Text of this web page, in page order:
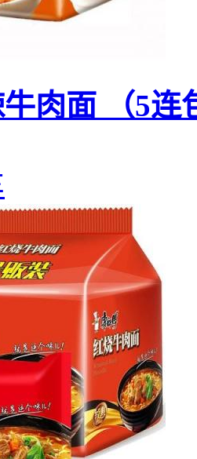
肉面 （5连